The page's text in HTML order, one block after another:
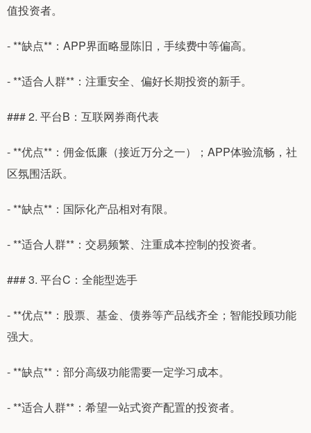
值投资者。
- **缺点**：APP界面略显陈旧，手续费中等偏高。
- **适合人群**：注重安全、偏好长期投资的新手。
### 2. 平台B：互联网券商代表
- **优点**：佣金低廉（接近万分之一）；APP体验流畅，社
区氛围活跃。
- **缺点**：国际化产品相对有限。
- **适合人群**：交易频繁、注重成本控制的投资者。
### 3. 平台C：全能型选手
- **优点**：股票、基金、债券等产品线齐全；智能投顾功能
强大。
- **缺点**：部分高级功能需要一定学习成本。
- **适合人群**：希望一站式资产配置的投资者。